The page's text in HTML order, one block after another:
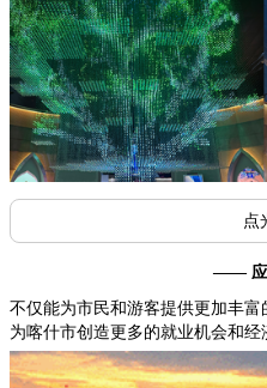
点
——
不仅能为市民和游客提供更加丰富
为喀什市创造更多的就业机会和经